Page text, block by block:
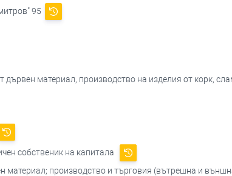
95
дървен материал, производство на изделия от корк,
собственик на капитала
материал; производство и търговия (вътрешна и